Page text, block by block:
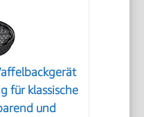
für klassische
und